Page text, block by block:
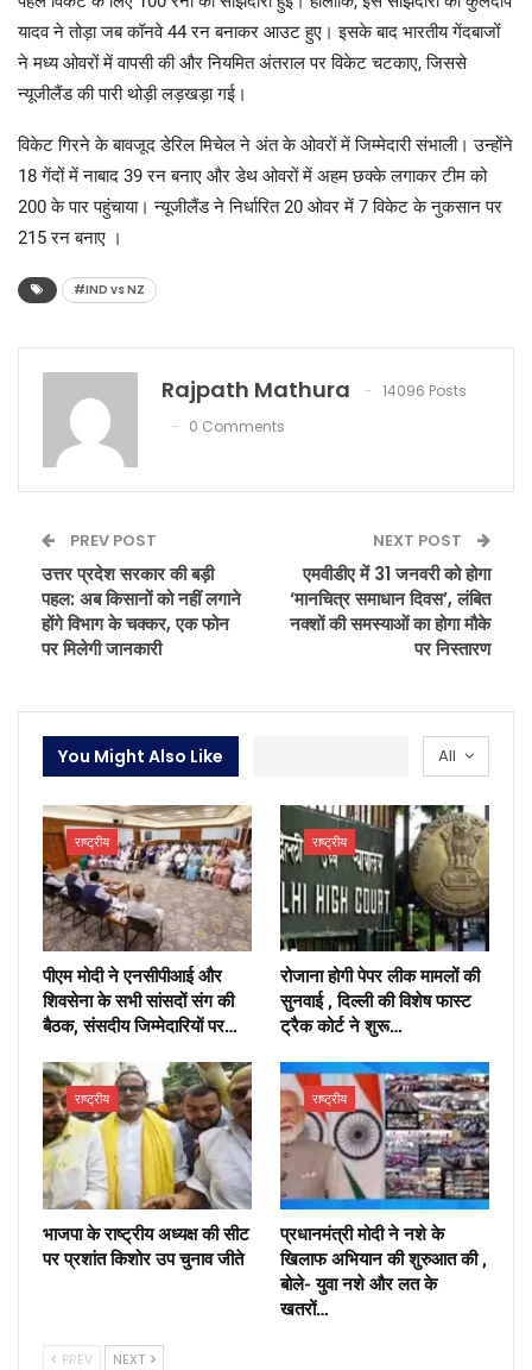
यादव ने तोड़ा जब कॉनवे 44 रन बनाकर आउट हुए। इसके बाद भारतीय गेंदबाजों
ने मध्य ओवरों में वापसी की और नियमित अंतराल पर विकेट चटकाए, जिससे
न्यूजीलैंड की पारी थोड़ी लड़खड़ा गई।
विकेट गिरने के बावजूद डेरिल मिचेल ने अंत के ओवरों में जिम्मेदारी संभाली। उन्होंने
18 गेंदों में नाबाद 39 रन बनाए और डेथ ओवरों में अहम छक्के लगाकर टीम को
200 के पार पहुंचाया। न्यूजीलैंड ने निर्धारित 20 ओवर में 7 विकेट के नुकसान पर
215 रन बनाए ।
#IND vs NZ
Rajpath Mathura
14096 Posts
0 Comments
PREV POST
उत्तर प्रदेश सरकार की बड़ी
पहल: अब किसानों को नहीं लगाने
होंगे विभाग के चक्कर, एक फोन
पर मिलेगी जानकारी
NEXT POST
एमवीडीए में 31 जनवरी को होगा
‘मानचित्र समाधान दिवस’, लंबित
नक्शों की समस्याओं का होगा मौके
पर निस्तारण
All
You Might Also Like
राष्ट्रीय
पीएम मोदी ने एनसीपीआई और
शिवसेना के सभी सांसदों संग की
बैठक, संसदीय जिम्मेदारियों पर…
राष्ट्रीय
रोजाना होगी पेपर लीक मामलों की
सुनवाई , दिल्ली की विशेष फास्ट
ट्रैक कोर्ट ने शुरू…
राष्ट्रीय
भाजपा के राष्ट्रीय अध्यक्ष की सीट
पर प्रशांत किशोर उप चुनाव जीते
राष्ट्रीय
प्रधानमंत्री मोदी ने नशे के
खिलाफ अभियान की शुरुआत की ,
बोले- युवा नशे और लत के
खतरों…
PREV NEXT